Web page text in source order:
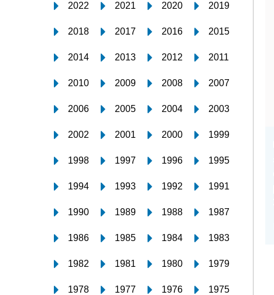
2022 2021 2020 2019
2018 2017 2016 2015
2014 2013 2012 2011
2010 2009 2008 2007
2006 2005 2004 2003
2002 2001 2000 1999
1998 1997 1996 1995
1994 1993 1992 1991
1990 1989 1988 1987
1986 1985 1984 1983
1982 1981 1980 1979
1978 1977 1976 1975